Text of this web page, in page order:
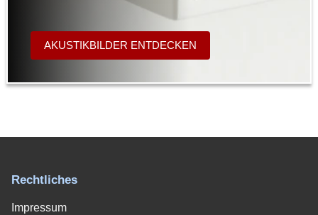
AKUSTIKBILDER ENTDECKEN
Rechtliches
Impressum